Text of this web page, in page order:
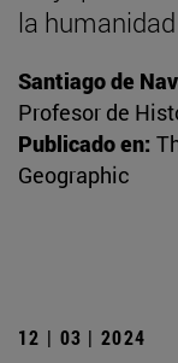
la humanidad
Santiago de
Profesor de
Publicado en:
Geographic
12 | 03 | 2024